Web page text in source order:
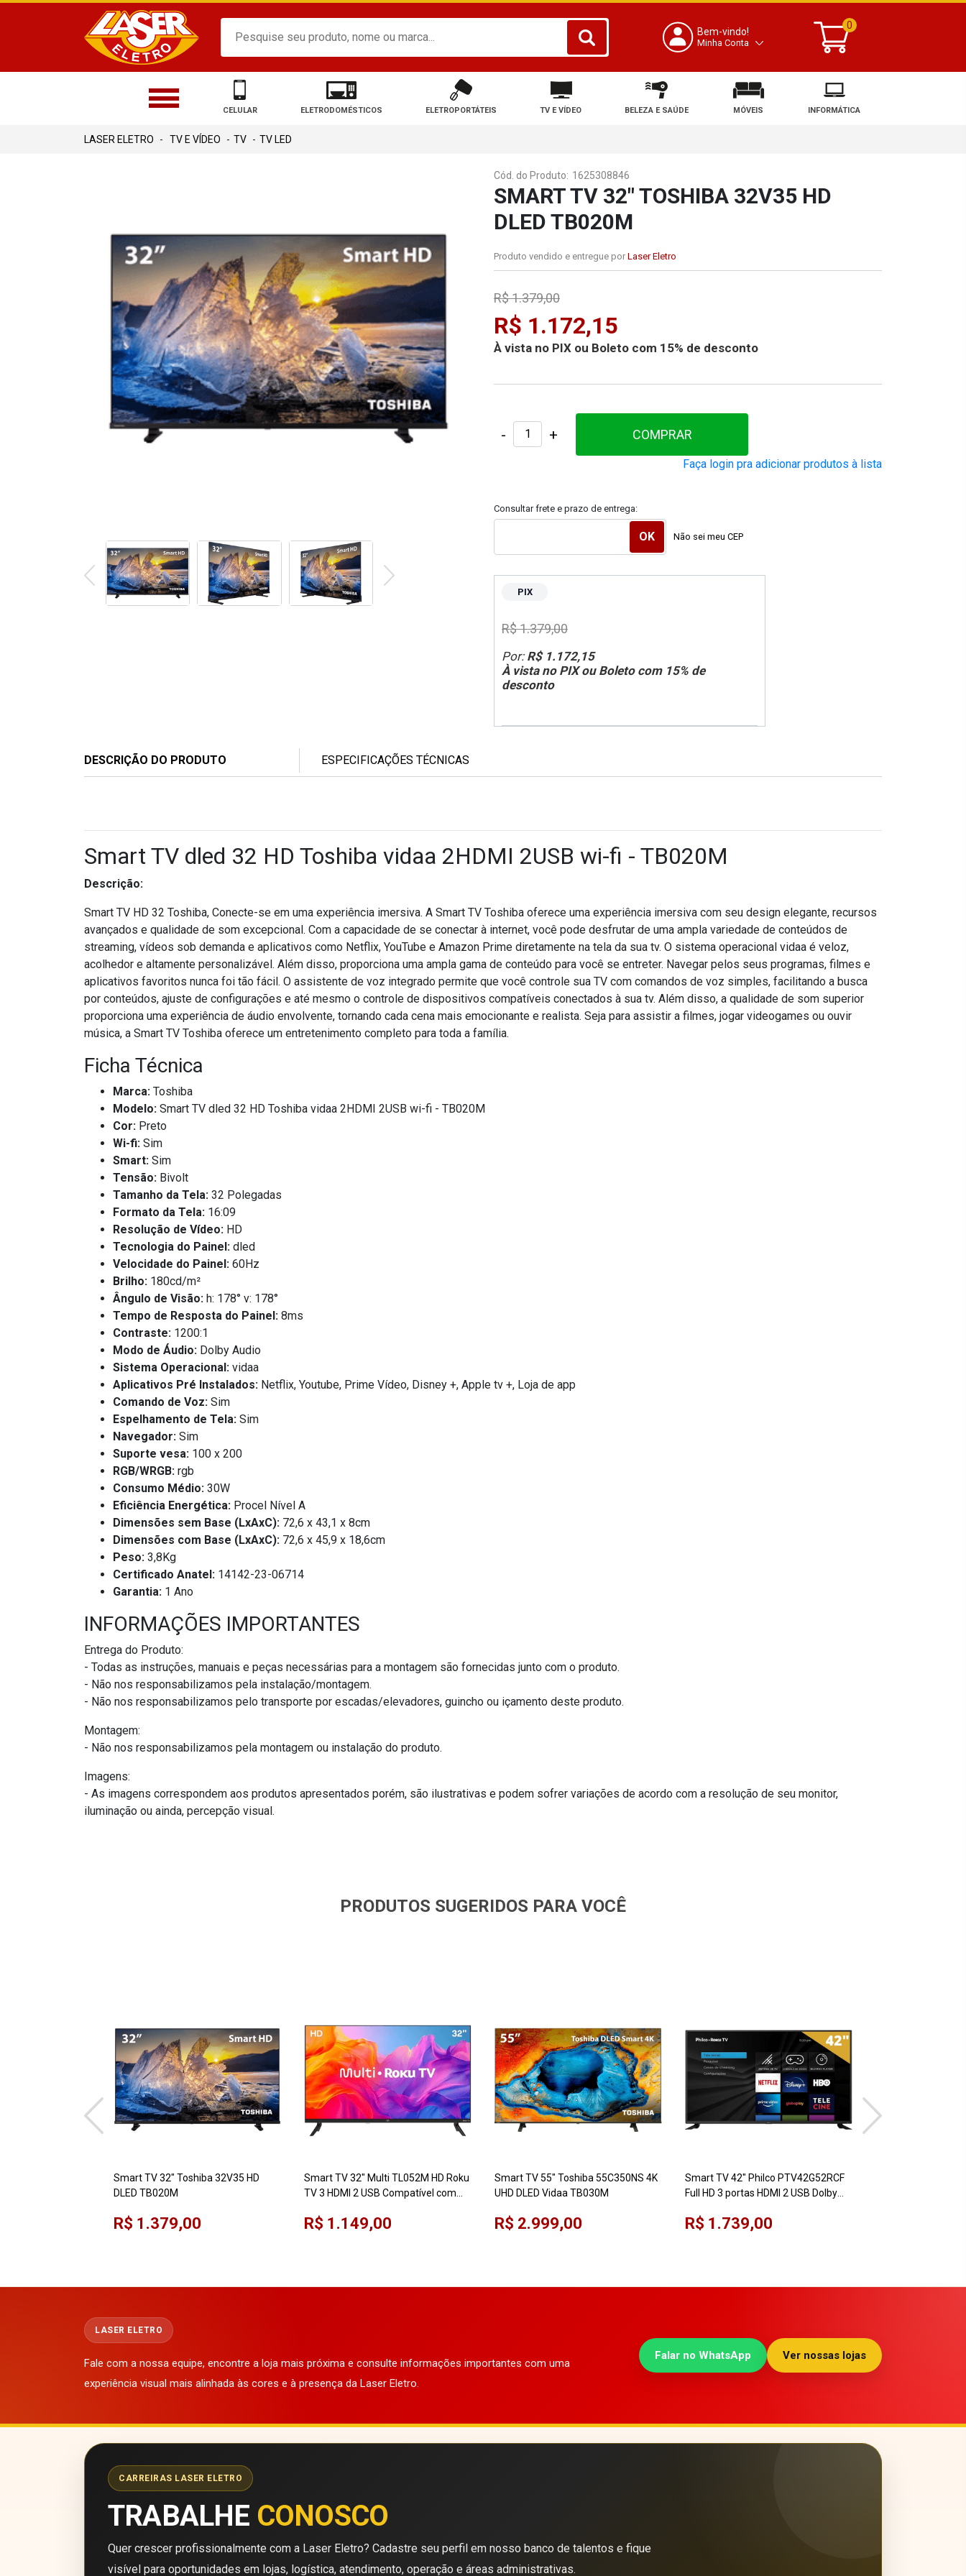
Bem-vindo!
Minha Conta
0
CELULAR ELETRODOMÉSTICOS ELETROPORTÁTEIS TV E VÍDEO BELEZA E SAÚDE MÓVEIS INFORMÁTICA
TV E VÍDEO TV TV LED
Cód. do Produto: 1625308846
SMART TV 32" TOSHIBA 32V35 HD
DLED TB020M
Produto vendido e entregue por Laser Eletro
R$ 1.172,15
À vista no PIX ou Boleto com 15% de desconto
R$ 1.379,00
- + COMPRAR
Faça login pra adicionar produtos à lista
Consultar frete e prazo de entrega:
Não sei meu CEP
PIX
Por: R$ 1.172,15
À vista no PIX ou Boleto com 15% de
desconto
R$ 1.379,00
DESCRIÇÃO DO PRODUTO ESPECIFICAÇÕES TÉCNICAS
Smart TV dled 32 HD Toshiba vidaa 2HDMI 2USB wi-fi - TB020M
Descrição:
Smart TV HD 32 Toshiba, Conecte-se em uma experiência imersiva. A Smart TV Toshiba oferece uma experiência imersiva com seu design elegante, recursos
avançados e qualidade de som excepcional. Com a capacidade de se conectar à internet, você pode desfrutar de uma ampla variedade de conteúdos de
streaming, vídeos sob demanda e aplicativos como Netflix, YouTube e Amazon Prime diretamente na tela da sua tv. O sistema operacional vidaa é veloz,
acolhedor e altamente personalizável. Além disso, proporciona uma ampla gama de conteúdo para você se entreter. Navegar pelos seus programas, filmes e
aplicativos favoritos nunca foi tão fácil. O assistente de voz integrado permite que você controle sua TV com comandos de voz simples, facilitando a busca
por conteúdos, ajuste de configurações e até mesmo o controle de dispositivos compatíveis conectados à sua tv. Além disso, a qualidade de som superior
proporciona uma experiência de áudio envolvente, tornando cada cena mais emocionante e realista. Seja para assistir a filmes, jogar videogames ou ouvir
música, a Smart TV Toshiba oferece um entretenimento completo para toda a família.
Ficha Técnica
Marca: Toshiba
Modelo: Smart TV dled 32 HD Toshiba vidaa 2HDMI 2USB wi-fi - TB020M
Cor: Preto
Wi-fi: Sim
Smart: Sim
Tensão: Bivolt
Tamanho da Tela: 32 Polegadas
Formato da Tela: 16:09
Resolução de Vídeo: HD
Tecnologia do Painel: dled
Velocidade do Painel: 60Hz
Brilho: 180cd/m²
Ângulo de Visão: h: 178° v: 178°
Tempo de Resposta do Painel: 8ms
Contraste: 1200:1
Modo de Áudio: Dolby Audio
Sistema Operacional: vidaa
Aplicativos Pré Instalados: Netflix, Youtube, Prime Vídeo, Disney +, Apple tv +, Loja de app
Comando de Voz: Sim
Espelhamento de Tela: Sim
Navegador: Sim
Suporte vesa: 100 x 200
RGB/WRGB: rgb
Consumo Médio: 30W
Eficiência Energética: Procel Nível A
Dimensões sem Base (LxAxC): 72,6 x 43,1 x 8cm
Dimensões com Base (LxAxC): 72,6 x 45,9 x 18,6cm
Peso: 3,8Kg
Certificado Anatel: 14142-23-06714
Garantia: 1 Ano
INFORMAÇÕES IMPORTANTES
Entrega do Produto:
- Todas as instruções, manuais e peças necessárias para a montagem são fornecidas junto com o produto.
- Não nos responsabilizamos pela instalação/montagem.
- Não nos responsabilizamos pelo transporte por escadas/elevadores, guincho ou içamento deste produto.
Montagem:
- Não nos responsabilizamos pela montagem ou instalação do produto.
Imagens:
- As imagens correspondem aos produtos apresentados porém, são ilustrativas e podem sofrer variações de acordo com a resolução de seu monitor,
iluminação ou ainda, percepção visual.
PRODUTOS SUGERIDOS PARA VOCÊ
Smart TV 32" Toshiba 32V35 HD
DLED TB020M
R$ 1.379,00
Smart TV 32" Multi TL052M HD Roku
TV 3 HDMI 2 USB Compatível com
R$ 1.149,00
Smart TV 55" Toshiba 55C350NS 4K
UHD DLED Vidaa TB030M
R$ 2.999,00
Smart TV 42" Philco PTV42G52RCF
Full HD 3 portas HDMI 2 USB Dolby
R$ 1.739,00
LASER ELETRO
Fale com a nossa equipe, encontre a loja mais próxima e consulte informações importantes com uma
experiência visual mais alinhada às cores e à presença da Laser Eletro.
Falar no WhatsApp Ver nossas lojas
CARREIRAS LASER ELETRO
TRABALHE CONOSCO
Quer crescer profissionalmente com a Laser Eletro? Cadastre seu perfil em nosso banco de talentos e fique
visível para oportunidades em lojas, logística, atendimento, operação e áreas administrativas.